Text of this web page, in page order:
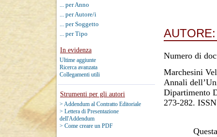
... per Anno
... per Autore/i
... per Soggetto
... per Tipo
In evidenza
Ultime aggiunte
Ricerca avanzata
Collegamenti utili
Strumenti per gli autori
> Addendum al Contratto Editoriale
> Lettera di Presentazione
dell'Addendum
> Come creare un PDF
Numero di
Marchesini
Annali
Dipartimento
273-282.